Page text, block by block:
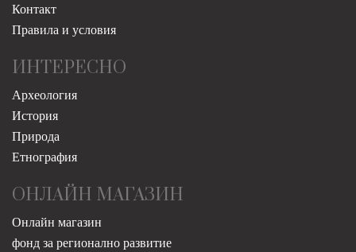
Контакт
Правила и условия
ИНТЕРЕСНО
Археология
История
Природа
Етнография
ОНЛАЙН МАГАЗИН
Онлайн магазин
фонд за регионално развитие